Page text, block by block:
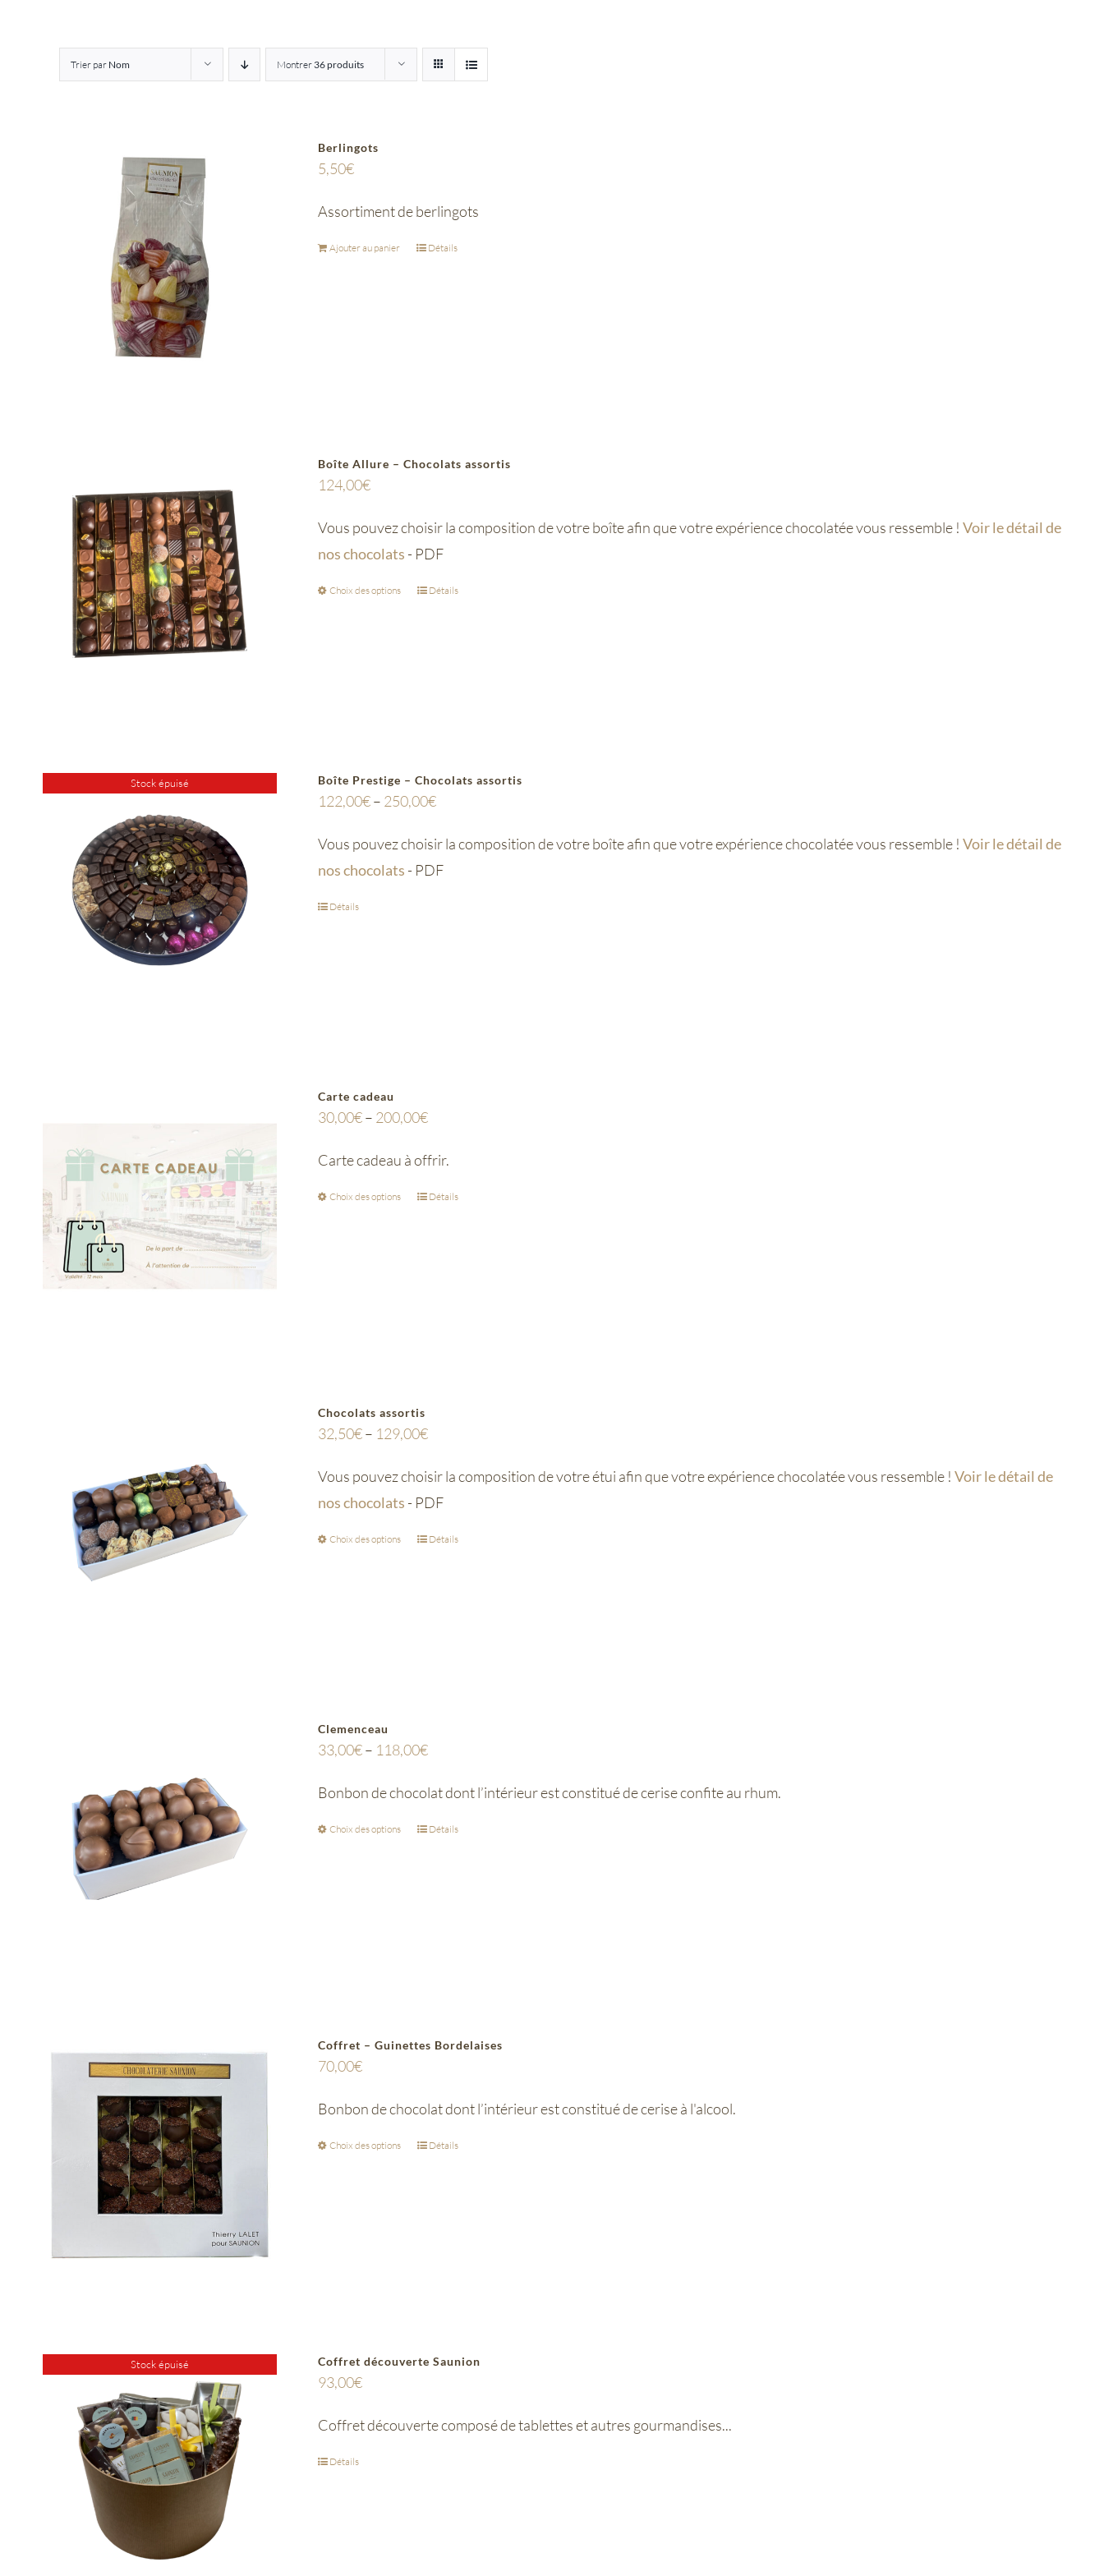
Trier par Nom Montrer 36 produits
Berlingots
5,50€
Assortiment de berlingots
Ajouter au panier Détails
Boîte Allure – Chocolats assortis
124,00€
Vous pouvez choisir la composition de votre boîte afin que votre expérience chocolatée vous ressemble ! Voir le détail de
nos chocolats - PDF
Choix des options Détails
Stock épuisé Boîte Prestige – Chocolats assortis
122,00€– 250,00€
Vous pouvez choisir la composition de votre boîte afin que votre expérience chocolatée vous ressemble ! Voir le détail de
nos chocolats - PDF
Détails
Carte cadeau
30,00€– 200,00€
Carte cadeau à offrir.
Choix des options Détails
Chocolats assortis
32,50€– 129,00€
Vous pouvez choisir la composition de votre étui afin que votre expérience chocolatée vous ressemble ! Voir le détail de
nos chocolats - PDF
Choix des options Détails
Clemenceau
33,00€– 118,00€
Bonbon de chocolat dont l’intérieur est constitué de cerise confite au rhum.
Choix des options Détails
Coffret – Guinettes Bordelaises
70,00€
Bonbon de chocolat dont l’intérieur est constitué de cerise à l'alcool.
Choix des options Détails
Stock épuisé Coffret découverte Saunion
93,00€
Coffret découverte composé de tablettes et autres gourmandises...
Détails